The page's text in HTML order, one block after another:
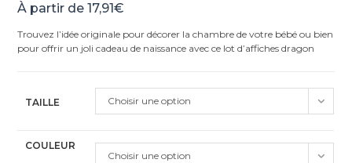
sur 5
notations
client
À partir de17,91€
Trouvez l’idée originale pour décorer la chambre de votre bébé ou bien
pour offrir un joli cadeau de naissance avec ce lot d’affiches dragon
TAILLE Choisir une option
COULEUR
Choisir une option